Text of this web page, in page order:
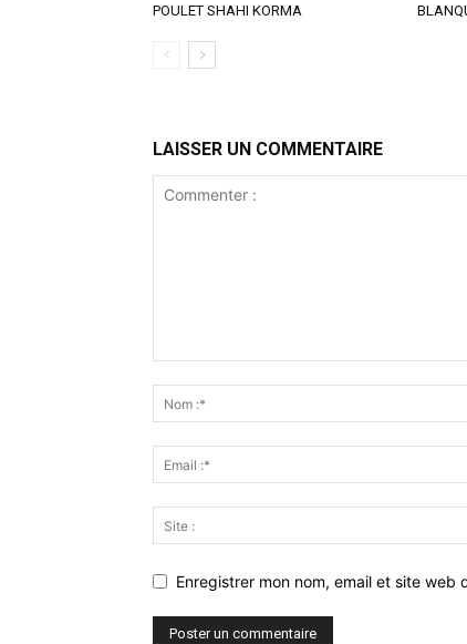
POULET SHAHI KORMA
LAISSER UN COMMENTAIRE
Enregistrer mon nom, email et site